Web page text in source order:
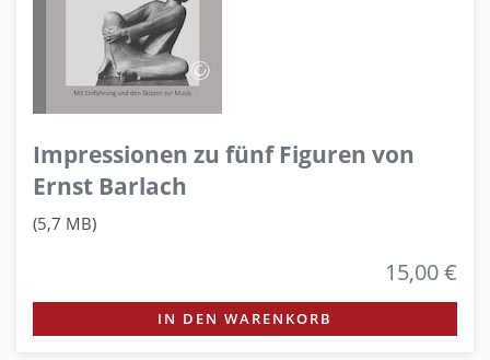
Impressionen zu fünf Figuren von
Ernst Barlach
(5,7 MB)
15,00 €
IN DEN WARENKORB